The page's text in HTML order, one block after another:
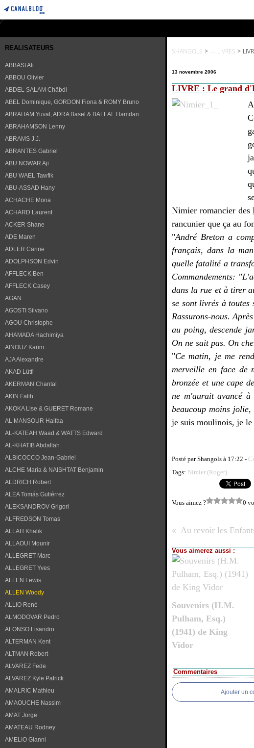
REALISATEURS
ABBASI Ali
ABBOU Olivier
ABDEL SALAM Châbdi
ABEL Dominique, GORDON Fiona & ROMY Bruno
ABRAHAM Yuval, ADRA Basel & BALLAL Hamdan
ABRAHAMSON Lenny
ABRAMS J.J.
ABRANTES Gabriel
ABU NOWAR Aji
ABU WAEL Tawfik
ABU-ASSAD Hany
ACHACHE Mona
ACHARD Laurent
ACKER Shane
ADE Maren
ADLER Carine
ADOLPHSON Edvin
AFFLECK Ben
AFFLECK Casey
AGAN
AGOSTI Silvano
AGOU Christophe
AHAMADA Hachimiya
AINOUZ Karim
AJA Alexandre
AKAD Lütfi
AKERMAN Chantal
AKIN Fatih
AKOKA Lise & GUERET Romane
AL MANSOUR Haifaa
AL-KATEAH Waad & WATTS Edward
AL-KHATIB Abdallah
ALBICOCCO Jean-Gabriel
ALCHE Maria & NAISHTAT Benjamin
ALDRICH Robert
ALEA Tomás Gutiérrez
ALEKSANDROV Grigori
ALFREDSON Tomas
ALLAH Khalik
ALLAOUI Mounir
ALLEGRET Marc
ALLEGRET Yves
ALLEN Lewis
ALLEN Woody
ALLIO René
ALMODOVAR Pedro
ALONSO Lisandro
ALTERMAN Kent
ALTMAN Robert
ALVAREZ Fede
ALVAREZ Kyle Patrick
AMALRIC Mathieu
AMAOUCHE Nassim
AMAT Jorge
AMATEAU Rodney
AMELIO Gianni
SHANGOLS > --- LIVRES >
13 novembre 2006
LIVRE : Le grand
Nimier romancier des
rancunier que ça au
"André Breton a
français, dans la
quelle fatalité a
Commandements:
dans la rue et à tirer
se sont livrés à toutes
Rassurons-nous.
au poing, descende
On ne sait pas. On
"Ce matin, je me
merveille en face de
bronzée et une cape
ne m'aurait avancé
beaucoup moins
je suis moulinois, je le
Posté par Shangols à 17:22 -
Tags: Nimier (Roger)
Vous aimez ? 0
Vous aimerez aussi :
Souvenirs (H.M.
Pulham, Esq.)
(1941) de King
Vidor
Commentaires
Ajouter un